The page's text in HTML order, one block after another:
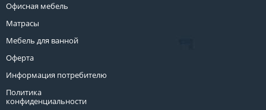
Офисная мебель
Матрасы
Мебель для ванной
Оферта
Информация потребителю
Политика
конфиденциальности